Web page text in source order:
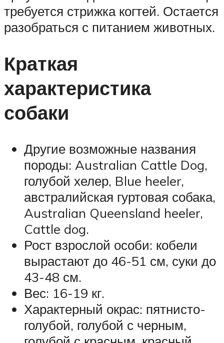
требуется стрижка когтей. Остается
разобраться с питанием животных.
Краткая
характеристика
собаки
Другие возможные названия
породы: Australian Cattle Dog,
голубой хелер, Blue heeler,
австралийская гуртовая собака,
Australian Queensland heeler,
Cattle dog.
Рост взрослой особи: кобели
вырастают до 46-51 см, суки до
43-48 см.
Вес: 16-19 кг.
Характерный окрас: пятнисто-
голубой, голубой с черным,